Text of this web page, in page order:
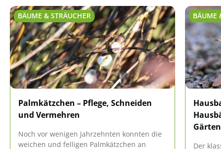
BÄUME & STRÄUCHER
Palmkätzchen – Pflege, Schneiden
und Vermehren
Noch vor wenigen Jahrzehnten konnten die
weichen und felligen Palmkätzchen an
BÄUME
Gärten
Der